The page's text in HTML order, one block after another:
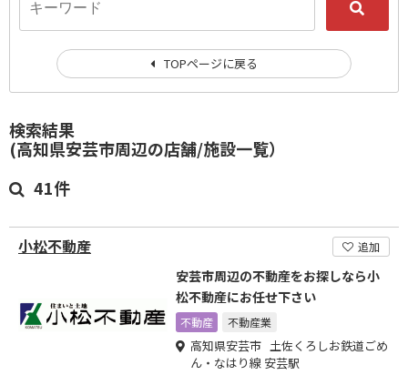
検索結果
(高知県安芸市周辺の店舗/施設一覧）
41件
小松不動産 追加
安芸市周辺の不動産をお探しなら小
松不動産にお任せ下さい
不動産 不動産業
高知県安芸市 土佐くろしお鉄道ごめ
ん・なはり線 安芸駅
TOPページに戻る